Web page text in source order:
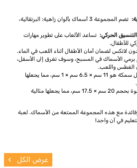
تضم المجموعة 3 أسماك بألوان زاهية: البرتقالية،
الحركي: تساعد الألعاب على تطوير مهارات
للأطفال.
لاتكس لضمان أمان الأطفال أثناء اللعب في الماء.
برمي الأسماك في المسبح، وسوف تغرق إلى الأسفل،
الغطس واللعب.
حجم كل سمكة هو 11 سم × 6.5 سم × 1 سم، مما يجعلها
تأتي العبوة بحجم 20 سم × 17.5 سم، مما يجعلها مثالية
مع هذه المجموعة الممتعة من الأسماك. لعبة
في آن واحد!
عرض الكل